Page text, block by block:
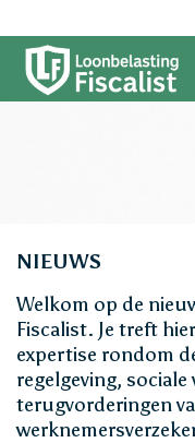
NIEUWS
Welkom op de
Fiscalist. Je treft
expertise rondom
regelgeving,
terugvorderingen